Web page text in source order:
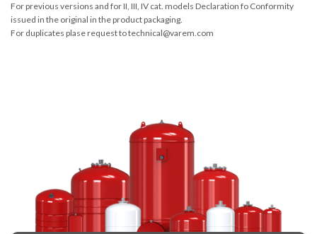
For previous versions and for II, III, IV cat. models Declaration fo Conformity
issued in the original in the product packaging.
For duplicates plase request to technical@varem.com